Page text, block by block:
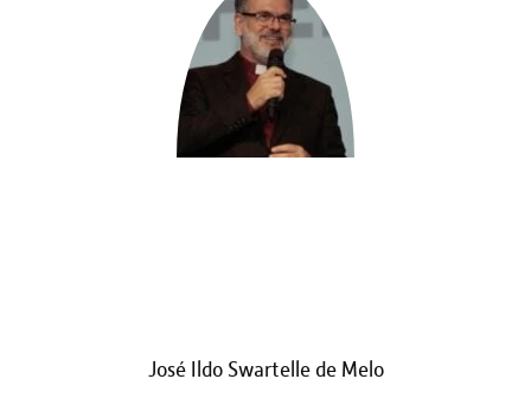
José Ildo Swartelle de Melo